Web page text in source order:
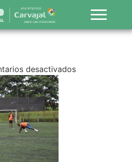
desactivados